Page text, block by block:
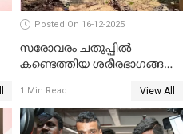
Posted On 16-12-2025
സരോവരം ചതുപ്പിൽ
കണ്ടെത്തിയ ശരീരഭാഗങ്ങൾ
ഡി.എൻ.എ പരിശോധനയിൽ
സ്ഥിരീകരണം
1 Min Read View All